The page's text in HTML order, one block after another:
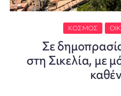
ΚΌΣΜΟΣ
Σε
στη Σικελία, με